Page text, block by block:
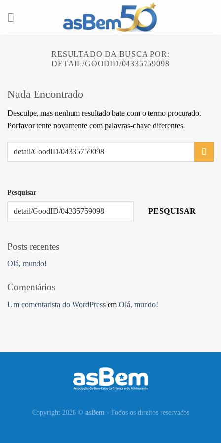
RESULTADO DA BUSCA POR:
DETAIL/GOODID/04335759098
Nada Encontrado
Desculpe, mas nenhum resultado bate com o termo procurado.
Porfavor tente novamente com palavras-chave diferentes.
Pesquisar
PESQUISAR
Posts recentes
Olá, mundo!
Comentários
Um comentarista do WordPress em Olá, mundo!
Copyright 2026 © asBem - Todos os direitos reservados